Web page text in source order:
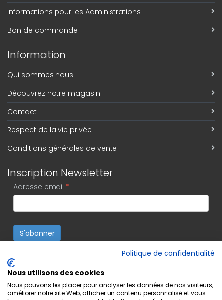
Informations pour les Administrations
Bon de commande
Information
Qui sommes nous
Découvrez notre magasin
Contact
Respect de la vie privée
Conditions générales de vente
Inscription Newsletter
Adresse email *
S'abonner
Politique de confidentialité
Nous utilisons des cookies
Nous pouvons les placer pour analyser les données de nos visiteurs,
améliorer notre site Web, afficher un contenu personnalisé et vous